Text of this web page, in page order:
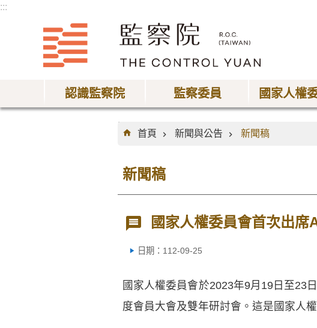
:::
認識監察院 監察委員 國家人權
:::
首頁
新聞與公告 新聞稿
新聞稿
國家人權委員會首次出
日期：112-09-25
國家人權委員會於2023年9月19日至23
度會員大會及雙年研討會。這是國家人